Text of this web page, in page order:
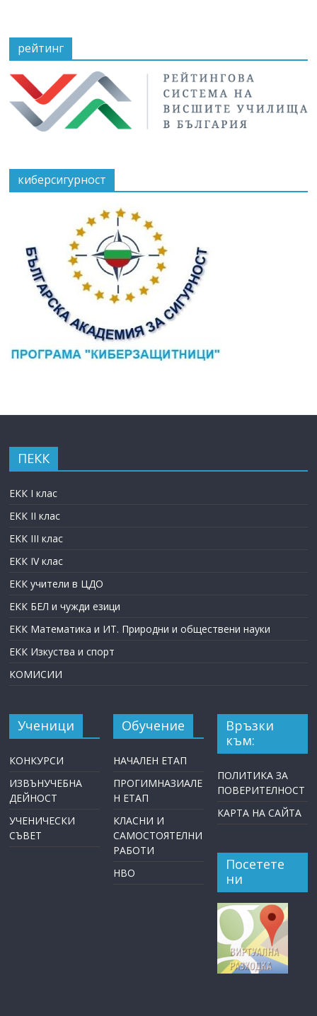
рейтинг
киберсигурност
ПЕКК
ЕКК I клас
ЕКК II клас
ЕКК III клас
ЕКК IV клас
ЕКК учители в ЦДО
ЕКК БЕЛ и чужди езици
ЕКК Математика и ИТ. Природни и обществени науки
ЕКК Изкуства и спорт
КОМИСИИ
Ученици
КОНКУРСИ
ИЗВЪНУЧЕБНА
ДЕЙНОСТ
УЧЕНИЧЕСКИ
СЪВЕТ
Обучение
НАЧАЛЕН ЕТАП
ПРОГИМНАЗИАЛЕ
Н ЕТАП
КЛАСНИ И
САМОСТОЯТЕЛНИ
РАБОТИ
НВО
Връзки
към:
ПОЛИТИКА ЗА
ПОВЕРИТЕЛНОСТ
КАРТА НА САЙТА
Посетете
ни